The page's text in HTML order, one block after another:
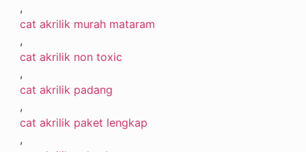
,
cat akrilik murah mataram
,
cat akrilik non toxic
,
cat akrilik padang
,
cat akrilik paket lengkap
,